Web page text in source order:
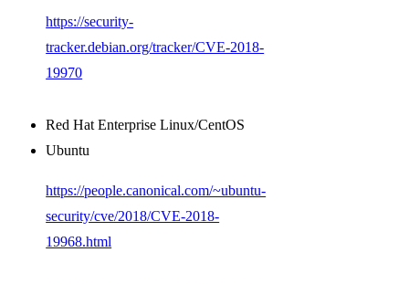
https://security-
tracker.debian.org/tracker/CVE-2018-
19970
Red Hat Enterprise Linux/CentOS
Ubuntu
https://people.canonical.com/~ubuntu-
security/cve/2018/CVE-2018-
19968.html